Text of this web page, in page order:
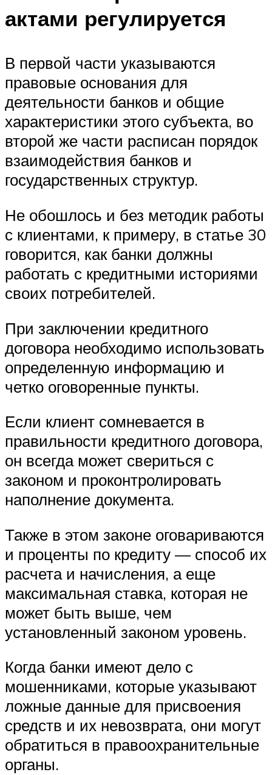
актами регулируется
В первой части указываются
правовые основания для
деятельности банков и общие
характеристики этого субъекта, во
второй же части расписан порядок
взаимодействия банков и
государственных структур.
Не обошлось и без методик работы
с клиентами, к примеру, в статье 30
говорится, как банки должны
работать с кредитными историями
своих потребителей.
При заключении кредитного
договора необходимо использовать
определенную информацию и
четко оговоренные пункты.
Если клиент сомневается в
правильности кредитного договора,
он всегда может свериться с
законом и проконтролировать
наполнение документа.
Также в этом законе оговариваются
и проценты по кредиту — способ их
расчета и начисления, а еще
максимальная ставка, которая не
может быть выше, чем
установленный законом уровень.
Когда банки имеют дело с
мошенниками, которые указывают
ложные данные для присвоения
средств и их невозврата, они могут
обратиться в правоохранительные
органы.